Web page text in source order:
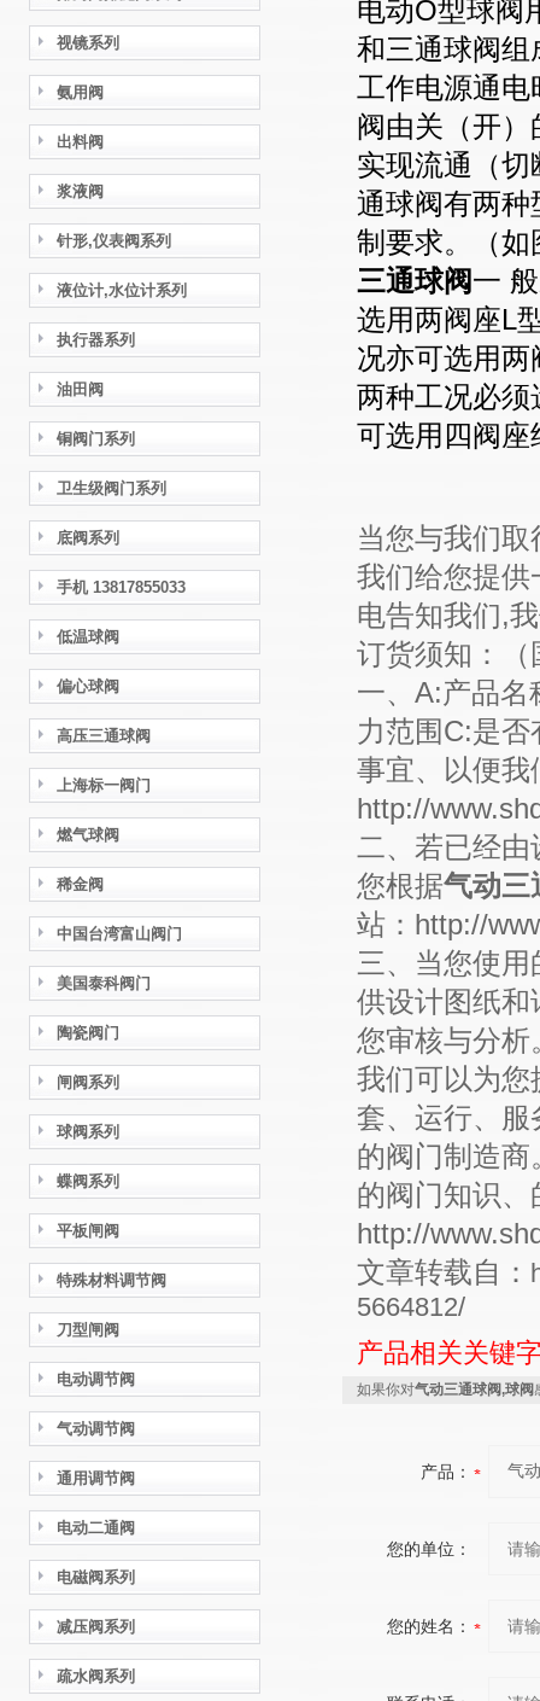
视镜系列
氨用阀
出料阀
浆液阀
针形,仪表阀系列
液位计,水位计系列
执行器系列
油田阀
铜阀门系列
卫生级阀门系列
底阀系列
手机 13817855033
低温球阀
偏心球阀
高压三通球阀
上海标一阀门
燃气球阀
稀金阀
中国台湾富山阀门
美国泰科阀门
陶瓷阀门
闸阀系列
球阀系列
蝶阀系列
平板闸阀
特殊材料调节阀
刀型闸阀
电动调节阀
气动调节阀
通用调节阀
电动二通阀
电磁阀系列
减压阀系列
疏水阀系列
电动O型球阀
和三通球阀组
工作电源通
阀由关（开
实现流通（
通球阀有两种
制要求。（如
三通球阀一
选用两阀座L
况亦可选用
两种工况必须
可选用四阀座
当您与我们
我们给您提供
电告知我们,
订货须知：
一、A:产品名
力范围C:是
事宜、以便我
http://
二、若已经由
您根据气动三
站：http://
三、当您使
供设计图纸和
您审核与分
我们可以为您
套、运行、服
的阀门制造
的阀门知识
http://
文章转载自：
5664812/
产品相关关键
如果你对气动三通球阀,球阀
产品：
您的单位：
您的姓名：